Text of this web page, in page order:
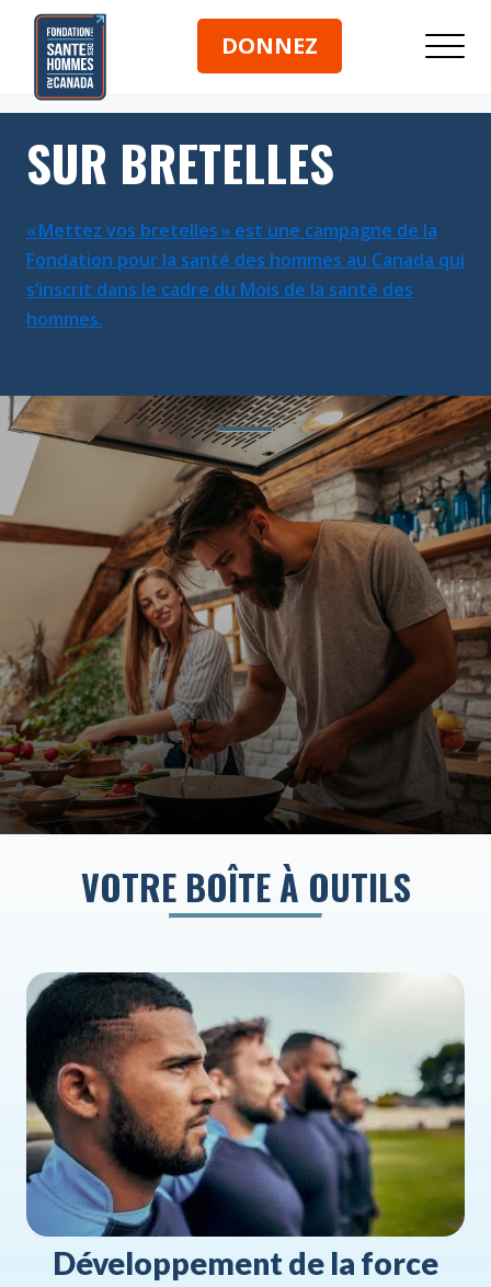
DONNEZ
SUR BRETELLES
« Mettez vos bretelles » est une campagne de la
Fondation pour la santé des hommes au Canada qui
s’inscrit dans le cadre du Mois de la santé des
hommes.
VOTRE BOÎTE À OUTILS
Développement de la force